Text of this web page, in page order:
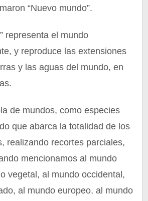
“Nuevo mundo”.
representa el mundo
y reproduce las extensiones
y las aguas del mundo, en
de mundos, como especies
que abarca la totalidad de los
realizando recortes parciales,
mencionamos al mundo
vegetal, al mundo occidental,
al mundo europeo, al mundo